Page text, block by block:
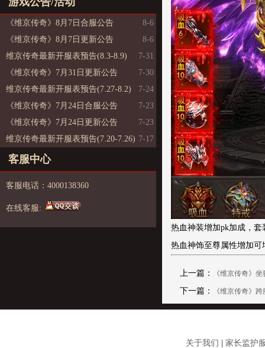
《维京传奇》8月7日合服公告
8-6
《维京传奇》8月7日更新公告
8-6
维京传奇最新开服表预告(8.3-8.9)
7-31
《维京传奇》7月31日更新公告
7-30
维京传奇最新开服表预告(7.27-8.2)
7-24
《维京传奇》7月24日合服公告
7-23
《维京传奇》7月24日更新公告
7-23
维京传奇最新开服表预告(7.20-7.26) 7-17
客服中心
客服电话：4000138360
在线客服:
热血神装增加pk加成，
热血神饰至尊属性增加
上一篇： 《维京传奇》
下一篇： 《维京传奇》
关于我们
家长监护